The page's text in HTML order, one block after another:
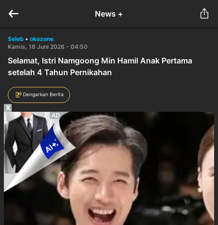
News +
Seleb • okezone
Kamis, 18 Juni 2026 - 04:50
Selamat, Istri Namgoong Min Hamil Anak Pertama
setelah 4 Tahun Pernikahan
Dengarkan Berita
X